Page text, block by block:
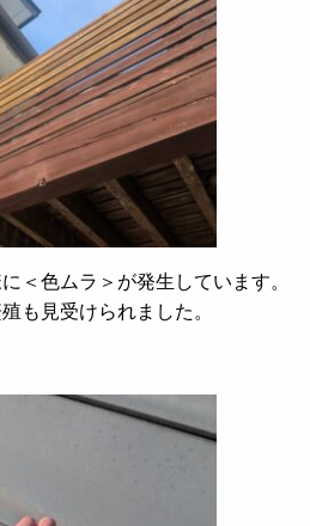
＜色ムラ＞が発生しています。
も見受けられました。